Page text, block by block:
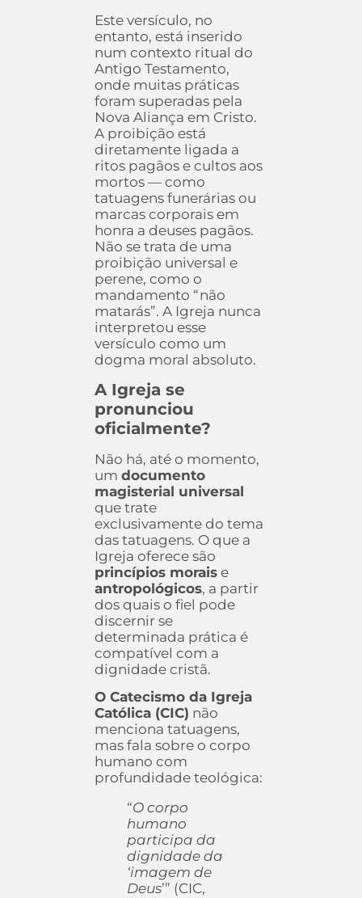
Este versículo, no
entanto, está inserido
num contexto ritual do
Antigo Testamento,
onde muitas práticas
foram superadas pela
Nova Aliança em Cristo.
A proibição está
diretamente ligada a
ritos pagãos e cultos aos
mortos — como
tatuagens funerárias ou
marcas corporais em
honra a deuses pagãos.
Não se trata de uma
proibição universal e
perene, como o
mandamento “não
matarás”. A Igreja nunca
interpretou esse
versículo como um
dogma moral absoluto.
A Igreja se
pronunciou
oficialmente?
Não há, até o momento,
um documento
magisterial universal
que trate
exclusivamente do tema
das tatuagens. O que a
Igreja oferece são
princípios moraise
antropológicos, a partir
dos quais o fiel pode
discernir se
determinada prática é
compatível com a
dignidade cristã.
O Catecismo da Igreja
Católica (CIC) não
menciona tatuagens,
mas fala sobre o corpo
humano com
profundidade teológica:
“O corpo
humano
participa da
dignidade da
‘imagem de
Deus’” (CIC,